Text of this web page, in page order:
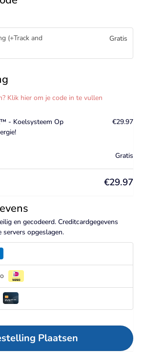
(+Track and
Gratis
Klik hier om je code in te vullen
- Koelsysteem Op
€29.97
Gratis
€29.97
en gecodeerd. Creditcardgegevens
opgeslagen.
Plaatsen